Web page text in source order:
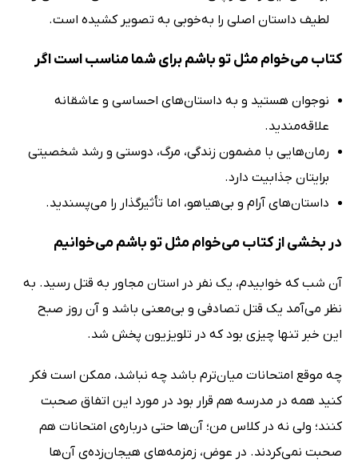
لطیف داستان اصلی را به‌خوبی به تصویر کشیده است.
کتاب می‌خوام مثل تو باشم برای شما مناسب است اگر
نوجوان هستید و به داستان‌های احساسی و عاشقانه
علاقه‌مندید.
رمان‌هایی با مضمون زندگی، مرگ، دوستی و رشد شخصیتی
برایتان جذابیت دارد.
داستان‌های آرام و بی‌هیاهو، اما تأثیرگذار را می‌پسندید.
در بخشی از کتاب می‌خوام مثل تو باشم می‌خوانیم
آن شب که خوابیدم، یک نفر در استان مجاور به قتل رسید. به‌
نظر می‌آمد یک قتل تصادفی و بی‌معنی باشد و آن روز صبح
این خبر تنها چیزی بود که در تلویزیون پخش شد.
چه موقع امتحانات‌ میان‌ترم باشد چه نباشد، ممکن است فکر
کنید همه در مدرسه هم قرار بود در مورد این اتفاق صحبت
کنند؛ ولی نه در کلاس من؛ آن‌ها حتی درباره‌ی امتحانات هم
صحبت نمی‌کردند. در عوض، زمزمه‌های هیجان‌زده‌ی آن‌ها